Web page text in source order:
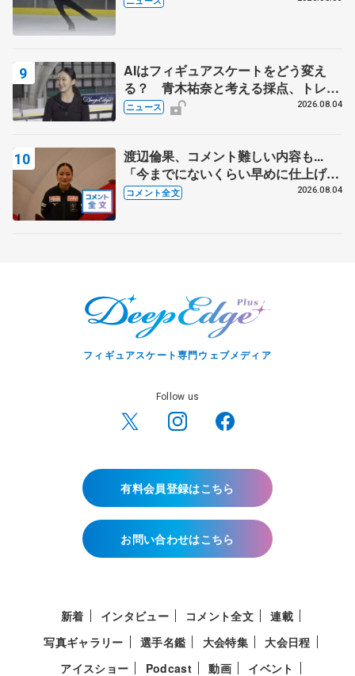
AIはフィギュアスケートをどう変え
る？ 青木祐奈と考える採点、トレー
ニングの未来
ニュース 2026.08.04
渡辺倫果、コメント難しい内容も...
「今までにないくらい早めに仕上げら
れている」 【アジアンオープントロ
コメント全文 2026.08.04
フィギュアスケート専門ウェブメディア
Follow us
有料会員登録はこちら
お問い合わせはこちら
新着 インタビュー コメント全文
連載
写真ギャラリー
選手名鑑 大会特集
大会日程
アイスショー
Podcast 動画 イベント